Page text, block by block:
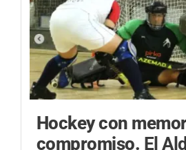
Hockey con
compromiso. El